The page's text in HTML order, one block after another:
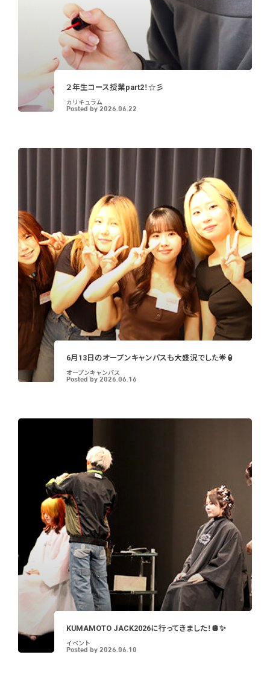
２年生コース授業part2！☆彡
Posted by 2026.06.22
カリキュラム
6月13日のオープンキャンパスも大盛況でした🌟🏮
Posted by 2026.06.16
オープンキャンパス
KUMAMOTO JACK2026に行ってきました！🪩✨
Posted by 2026.06.10
イベント